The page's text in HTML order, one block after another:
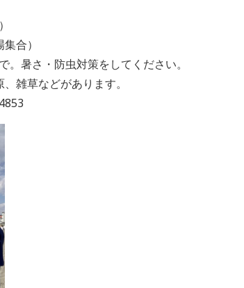
合）
暑さ・防虫対策をしてください。
雑草などがあります。